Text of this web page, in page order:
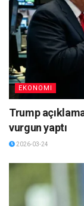
EKONOMI
Trump
vurgun yaptı
2026-03-24